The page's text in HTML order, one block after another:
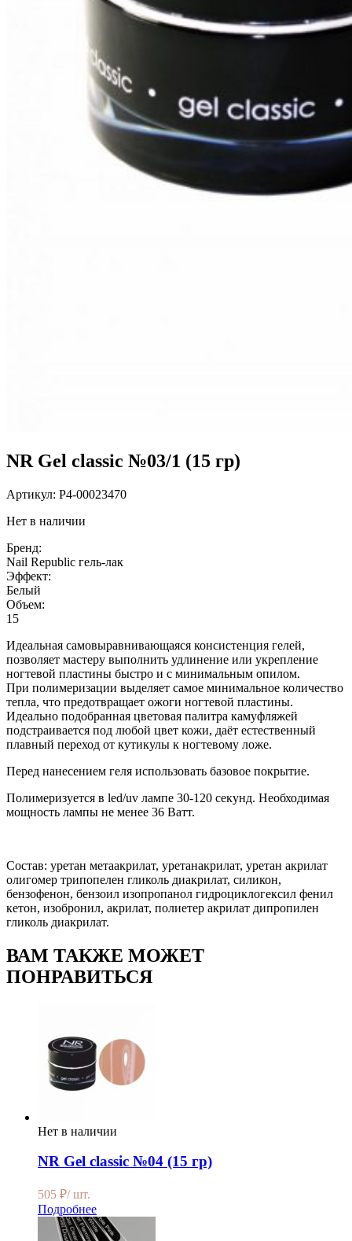
NR Gel classic №03/1 (15 гр)
Артикул: P4-00023470
Нет в наличии
Бренд:
Nail Republic гель-лак
Эффект:
Белый
Объем:
15
Идеальная самовыравнивающаяся консистенция гелей,
позволяет мастеру выполнить удлинение или укрепление
ногтевой пластины быстро и с минимальным опилом.
При полимеризации выделяет самое минимальное количество
тепла, что предотвращает ожоги ногтевой пластины.
Идеально подобранная цветовая палитра камуфляжей
подстраивается под любой цвет кожи, даёт естественный
плавный переход от кутикулы к ногтевому ложе.
Перед нанесением геля использовать базовое покрытие.
Полимеризуется в led/uv лампе 30-120 секунд. Необходимая
мощность лампы не менее 36 Ватт.
Состав: уретан метаакрилат, уретанакрилат, уретан акрилат
олигомер трипопелен гликоль диакрилат, силикон,
бензофенон, бензоил изопропанол гидроциклогексил фенил
кетон, изобронил, акрилат, полиетер акрилат дипропилен
гликоль диакрилат.
ВАМ ТАКЖЕ МОЖЕТ
ПОНРАВИТЬСЯ
Нет в наличии
NR Gel classic №04 (15 гр)
505 ₽/ шт.
Подробнее